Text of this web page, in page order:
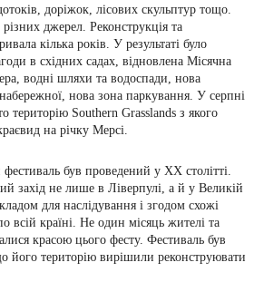
доріжок, лісових скульптур тощо.
джерел. Реконструкція та
кілька років. У результаті було
в східних садах, відновлена Місячна
водні шляхи та водоспади, нова
нова зона паркування. У серпні
територію Southern Grasslands з якого
на річку Мерсі.
був проведений у XX столітті.
захід не лише в Ліверпулі, а й у Великій
для наслідування і згодом схожі
всій країні. Не один місяць жителі та
красою цього фесту. Фестиваль був
його територію вирішили реконструювати